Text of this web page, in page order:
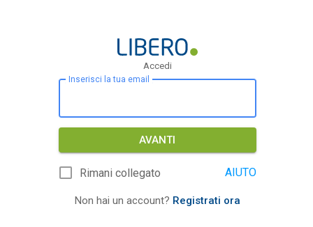
Accedi
Inserisci la tua email
AVANTI
Rimani collegato AIUTO
Non hai un account? Registrati ora